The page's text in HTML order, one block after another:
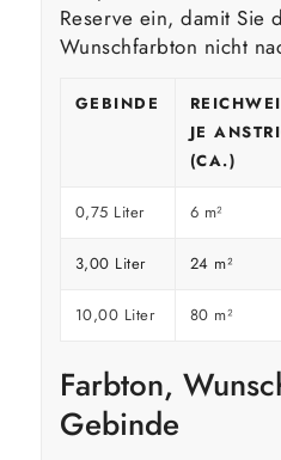
Reserve ein, damit Sie
Wunschfarbton nicht
GEBINDE
JE
(CA.)
0,75 Liter 6 m²
3,00 Liter 24 m²
10,00 Liter 80 m²
Farbton,
Gebinde